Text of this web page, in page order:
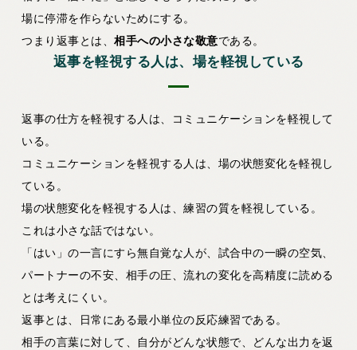
場に停滞を作らないためにする。
つまり返事とは、相手への小さな敬意である。
返事を軽視する人は、場を軽視している
返事の仕方を軽視する人は、コミュニケーションを軽視して
いる。
コミュニケーションを軽視する人は、場の状態変化を軽視し
ている。
場の状態変化を軽視する人は、練習の質を軽視している。
これは小さな話ではない。
「はい」の一言にすら無自覚な人が、試合中の一瞬の空気、
パートナーの不安、相手の圧、流れの変化を高精度に読める
とは考えにくい。
返事とは、日常にある最小単位の反応練習である。
相手の言葉に対して、自分がどんな状態で、どんな出力を返